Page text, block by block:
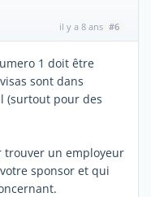
il y a 8 ans #6
1 doit être
sont dans
(surtout pour des
trouver un employeur
sponsor et qui